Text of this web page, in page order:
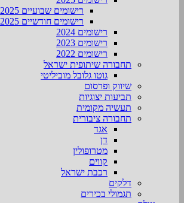
רישומים שבועיים 2025
רישומים חודשיים 2025
רישומים 2024
רישומים 2023
רישומים 2022
תחבורה שיתופית ישראל
גוטו גלובל מוביליטי
שיווק ופרסום
תביעות יצוגיות
תעשיה מקומית
תחבורה ציבורית
אגד
דן
מטרופולין
קווים
רכבת ישראל
דלקים
תגמולי בכירים